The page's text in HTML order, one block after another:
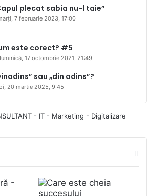
plecat sabia nu-l taie”
7 februarie 2023, 17:00
este corect? #5
17 octombrie 2021, 21:49
sau „din adins”?
20 martie 2025, 9:45